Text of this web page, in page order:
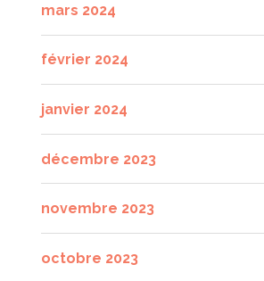
mars 2024
février 2024
janvier 2024
décembre 2023
novembre 2023
octobre 2023